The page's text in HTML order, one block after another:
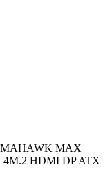
MAX
HDMI DP ATX